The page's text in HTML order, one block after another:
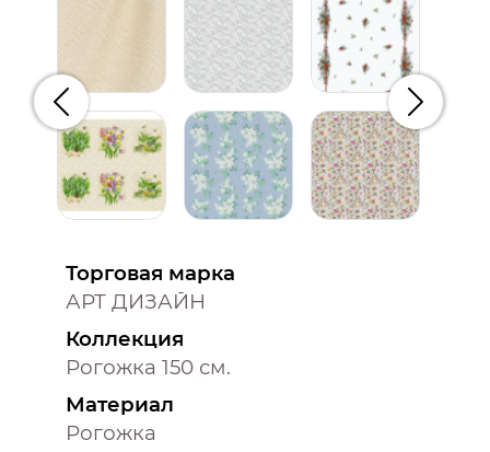
Предыдущий
Торговая марка
АРТ ДИЗАЙН
Коллекция
Рогожка 150 см.
Материал
Рогожка